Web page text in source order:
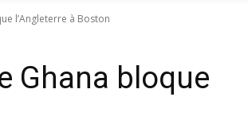
l’Angleterre à Boston
Ghana bloque